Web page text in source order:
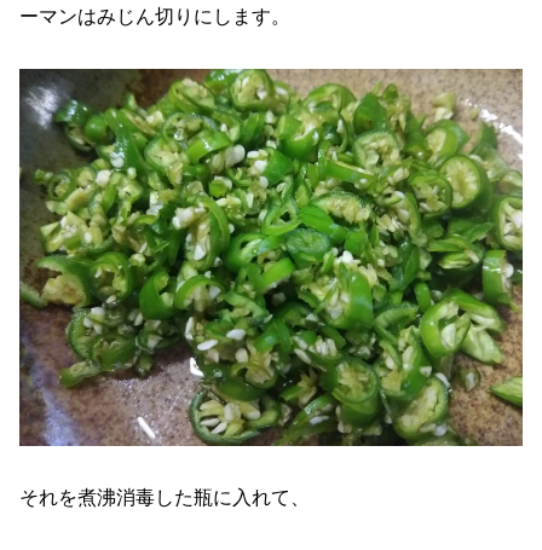
ーマンはみじん切りにします。
それを煮沸消毒した瓶に入れて、